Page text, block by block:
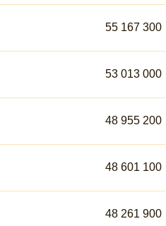
55 167 300
53 013 000
48 955 200
48 601 100
48 261 900